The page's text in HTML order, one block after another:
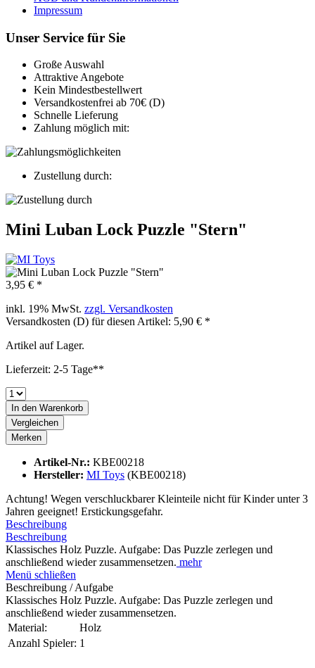
Impressum
Unser Service für Sie
Große Auswahl
Attraktive Angebote
Kein Mindestbestellwert
Versandkostenfrei ab 70€ (D)
Schnelle Lieferung
Zahlung möglich mit:
Zustellung durch:
Mini Luban Lock Puzzle "Stern"
3,95 € *
inkl. 19% MwSt. zzgl. Versandkosten
Versandkosten (D) für diesen Artikel: 5,90 € *
Artikel auf Lager.
Lieferzeit: 2-5 Tage**
In den Warenkorb
Vergleichen
Merken
Artikel-Nr.: KBE00218
Hersteller: MI Toys (KBE00218)
Achtung! Wegen verschluckbarer Kleinteile nicht für Kinder unter 3
Jahren geeignet! Erstickungsgefahr.
Beschreibung
Beschreibung
Klassisches Holz Puzzle. Aufgabe: Das Puzzle zerlegen und
anschließend wieder zusammensetzen. mehr
Menü schließen
Beschreibung / Aufgabe
Klassisches Holz Puzzle. Aufgabe: Das Puzzle zerlegen und
anschließend wieder zusammensetzen.
Material:
Holz
Anzahl Spieler: 1